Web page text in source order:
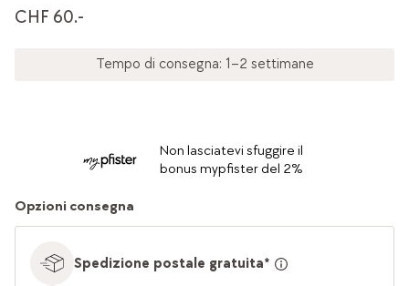
CHF 60.-
Tempo di consegna: 1–2 settimane
Non lasciatevi sfuggire il
bonus mypfister del 2%
Opzioni consegna
Spedizione postale gratuita*